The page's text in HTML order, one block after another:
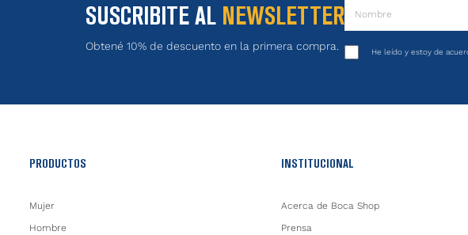
SUSCRIBITE AL NEWSLETTER
Obtené 10% de descuento en la primera compra. He leído y estoy de
PRODUCTOS
Mujer
Hombre
INSTITUCIONAL
Acerca de Boca Shop
Prensa